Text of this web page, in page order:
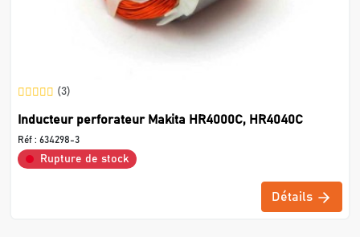
(3)
Inducteur perforateur Makita HR4000C, HR4040C
Réf : 634298-3
Rupture de stock
Détails